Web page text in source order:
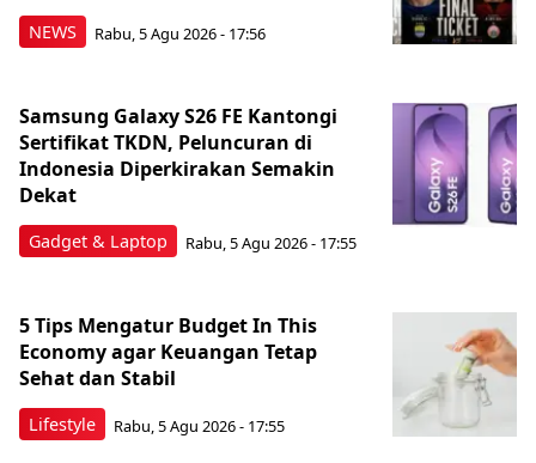
NEWS Rabu, 5 Agu 2026 - 17:56
Gadget & Laptop
Samsung Galaxy S26 FE Kantongi
Sertifikat TKDN, Peluncuran di
Indonesia Diperkirakan Semakin
Dekat
Rabu, 5 Agu 2026 - 17:55
Lifestyle
5 Tips Mengatur Budget In This
Economy agar Keuangan Tetap
Sehat dan Stabil
Rabu, 5 Agu 2026 - 17:55